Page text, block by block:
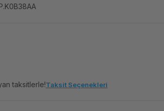
taksitlerle!Taksit Seçenekleri